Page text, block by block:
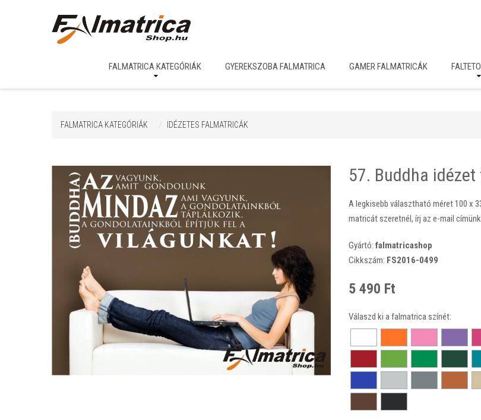
FALMATRICA KATEGÓRIÁK GYEREKSZOBA FALMATRICA GAMER FALMATRICÁK
FALMATRICA KATEGÓRIÁK IDÉZETES FALMATRICÁK
57. Buddha
A legkisebb választható méret 100 x
matricát szeretnél, írj az e-mail
Gyártó: falmatricashop
Cikkszám: FS2016-0499
5 490 Ft
Válaszd ki a falmatrica színét: